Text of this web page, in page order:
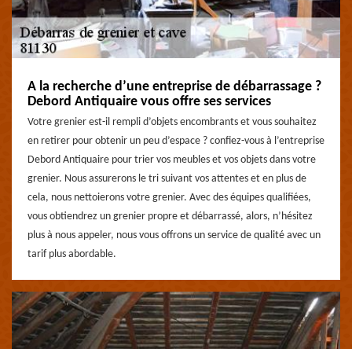
A la recherche d’une entreprise de débarrassage ?
Debord Antiquaire vous offre ses services
Votre grenier est-il rempli d’objets encombrants et vous souhaitez
en retirer pour obtenir un peu d’espace ? confiez-vous à l’entreprise
Debord Antiquaire pour trier vos meubles et vos objets dans votre
grenier. Nous assurerons le tri suivant vos attentes et en plus de
cela, nous nettoierons votre grenier. Avec des équipes qualifiées,
vous obtiendrez un grenier propre et débarrassé, alors, n’hésitez
plus à nous appeler, nous vous offrons un service de qualité avec un
tarif plus abordable.